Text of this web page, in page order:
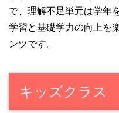
で、理解不足単元は学年
学習と基礎学力の向上を
ンツです。
キッズクラス